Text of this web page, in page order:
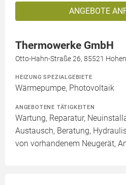
ANGEBOTE
Thermowerke GmbH
Otto-Hahn-Straße 26, 85521
HEIZUNG SPEZIALGEBIETE
Wärmepumpe, Photovoltaik
ANGEBOTENE TÄTIGKEITEN
Wartung, Reparatur,
Austausch, Beratung,
von vorhandenem Neugerät,